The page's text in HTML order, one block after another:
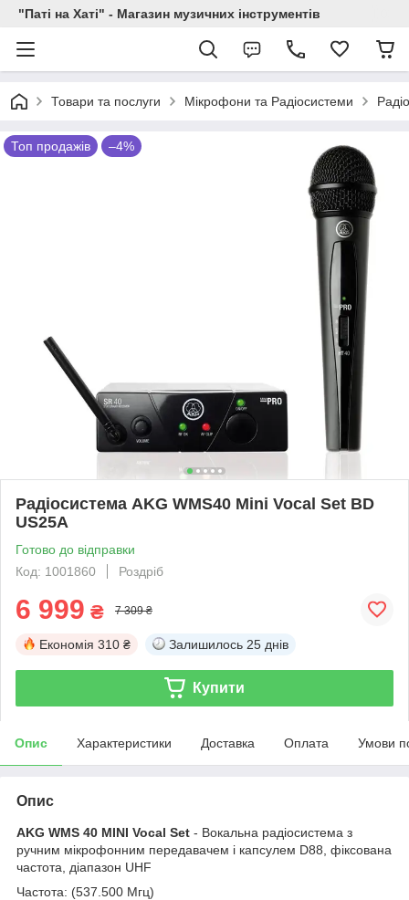
"Паті на Хаті" - Магазин музичних інструментів
Товари та послуги Мікрофони та Радіосистеми
Топ продажів –4%
Радіосистема AKG WMS40 Mini Vocal Set BD
US25A
Готово до відправки
Код: 1001860
Роздріб
6 999 ₴ 7 309 ₴
Економія 310 ₴ Залишилось 25 днів
Купити
Опис Характеристики Доставка Оплата Умови
Опис
AKG WMS 40 MINI Vocal Set - Вокальна радіосистема з
ручним мікрофонним передавачем і капсулем D88, фіксована
частота, діапазон UHF
Частота: (537.500 Мгц)